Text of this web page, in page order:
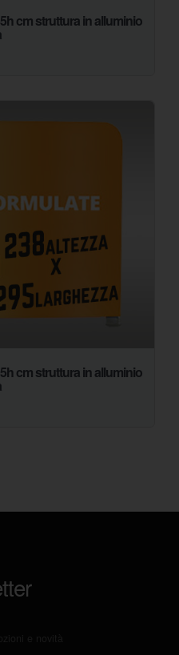
cm struttura in alluminio
cm struttura in alluminio